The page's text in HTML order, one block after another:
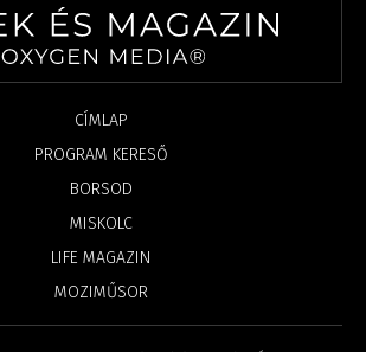
CÍMLAP
PROGRAM KERESŐ
BORSOD
MISKOLC
LIFE MAGAZIN
MOZIMŰSOR